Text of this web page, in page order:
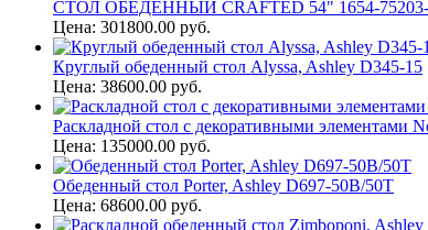
СТОЛ ОБЕДЕННЫЙ CRAFTED 54" 1654-
Цена: 301800.00 руб.
Круглый обеденный стол Alyssa, Ashley D345-15
Цена: 38600.00 руб.
Раскладной стол с декоративными элементами
Цена: 135000.00 руб.
Обеденный стол Porter, Ashley D697-50B/50T
Цена: 68600.00 руб.